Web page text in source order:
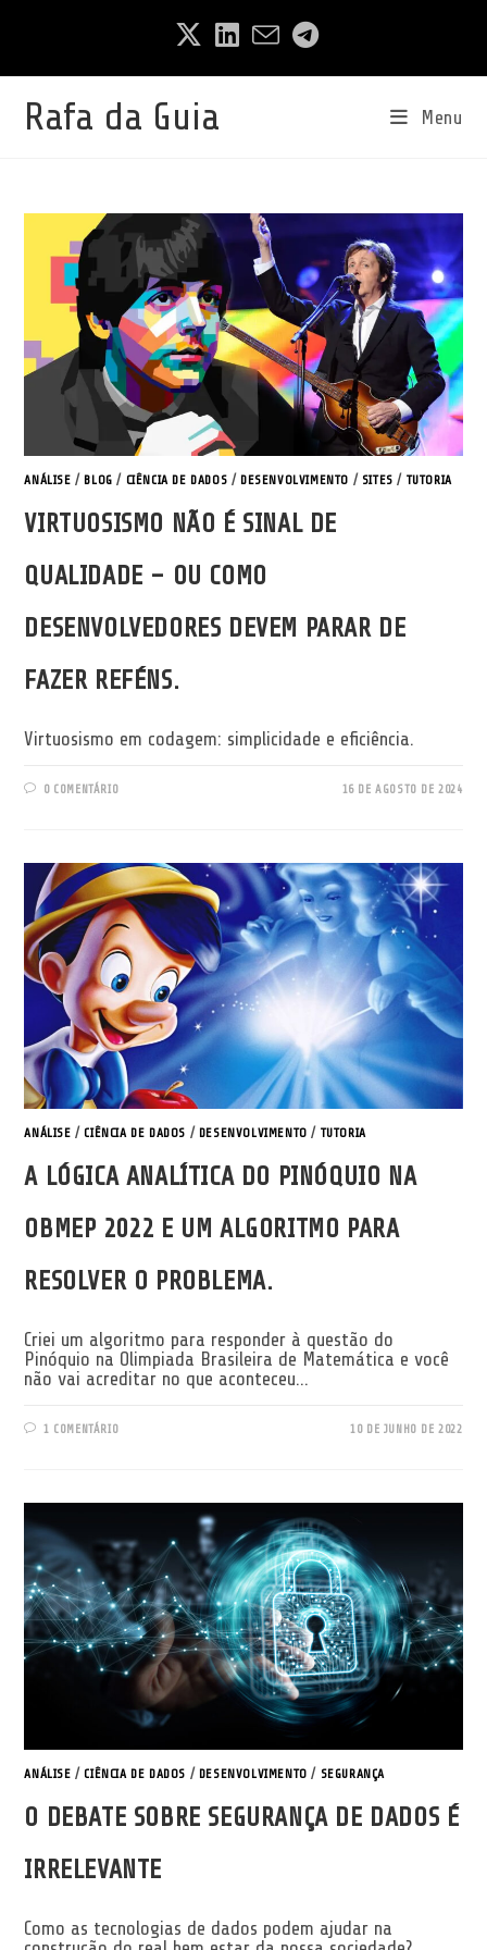
Rafa da Guia Menu
ANÁLISE /BLOG / CIÊNCIA DE DADOS /DESENVOLVIMENTO / SITES / TUTORIA
VIRTUOSISMO NÃO É SINAL DE
QUALIDADE – OU COMO
DESENVOLVEDORES DEVEM PARAR DE
FAZER REFÉNS.
Virtuosismo em codagem: simplicidade e eficiência.
0 COMENTÁRIO 16 DE AGOSTO DE 2024
ANÁLISE /CIÊNCIA DE DADOS / DESENVOLVIMENTO / TUTORIA
A LÓGICA ANALÍTICA DO PINÓQUIO NA
OBMEP 2022 E UM ALGORITMO PARA
RESOLVER O PROBLEMA.
Criei um algoritmo para responder à questão do
Pinóquio na Olimpiada Brasileira de Matemática e você
não vai acreditar no que aconteceu...
1 COMENTÁRIO 10 DE JUNHO DE 2022
ANÁLISE /CIÊNCIA DE DADOS / DESENVOLVIMENTO / SEGURANÇA
O DEBATE SOBRE SEGURANÇA DE DADOS É
IRRELEVANTE
Como as tecnologias de dados podem ajudar na